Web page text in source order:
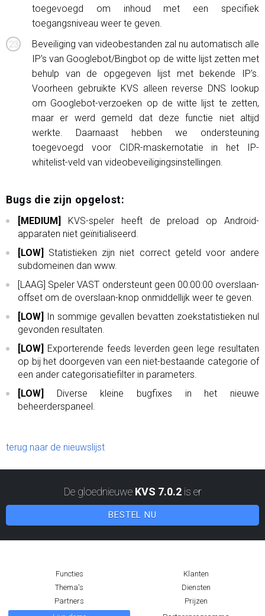
toegevoegd om inhoud met een specifiek
toegangsniveau weer te geven.
Beveiliging van videobestanden zal nu automatisch alle
IP's van Googlebot/Bingbot op de witte lijst zetten met
behulp van de opgegeven lijst met bekende IP's.
Voorheen gebruikte KVS alleen reverse DNS lookup
om Googlebot-verzoeken op de witte lijst te zetten,
maar er werd gemeld dat deze functie niet altijd
werkte. Daarnaast hebben we ondersteuning
toegevoegd voor CIDR-maskernotatie in het IP-
whitelist-veld van videobeveiligingsinstellingen.
Bugs die zijn opgelost:
[MEDIUM]
KVS-speler heeft de preload op Android-
apparaten niet geïnitialiseerd.
[LOW]
Statistieken zijn niet correct geteld voor andere
subdomeinen dan www.
[LAAG] Speler VAST ondersteunt geen 00:00:00 overslaan-
offset om de overslaan-knop onmiddellijk weer te geven.
[LOW] In sommige gevallen bevatten zoekstatistieken nul
gevonden resultaten.
[LOW] Exporterende feeds leverden geen lege resultaten
op bij het doorgeven van een niet-bestaande categorie of
een ander categorisatiefilter in parameters.
[LOW]
Diverse kleine bugfixes in het nieuwe
beheerderspaneel.
terug naar de nieuwslijst
De gloednieuwe KVS 7.0.2is er
BESTEL NU
Functies
Klanten
Thema's
Diensten
Partners
Prijzen